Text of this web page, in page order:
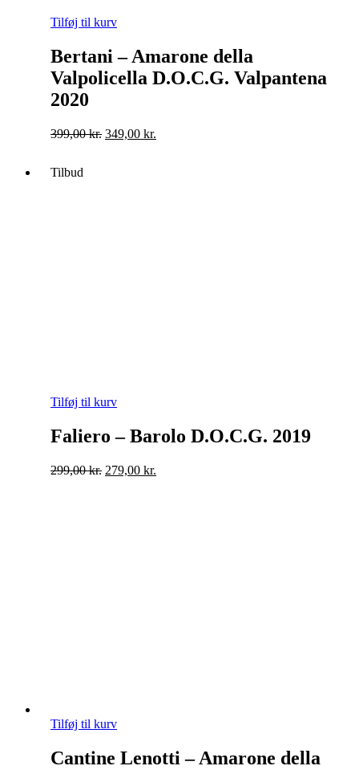
Tilføj til kurv
Bertani – Amarone della
Valpolicella D.O.C.G. Valpantena
2020
399,00kr. Original
349,00 kr.
Tilbud
Tilføj til kurv
Faliero – Barolo D.O.C.G. 2019
299,00kr. Original
279,00 kr.
Tilføj til kurv
Cantine Lenotti – Amarone della